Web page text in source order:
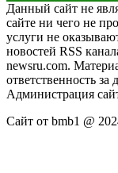
Данный сайт не
сайте ни чего не
услуги не
новостей RSS
newsru.com.
ответственность
Администрация
Сайт от bmb1 @